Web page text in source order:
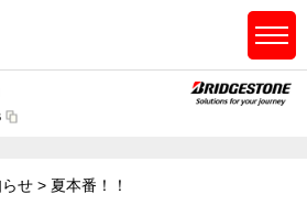
せ 夏本番！！